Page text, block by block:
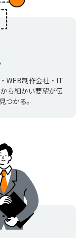
WEB制作会社・IT
ら細かい要望が伝
つかる。